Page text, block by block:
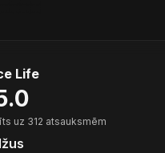
Life
uz 312 atsauksmēm